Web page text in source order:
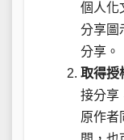
個人化
分享圖
分享。
取得授
接分享
原作者